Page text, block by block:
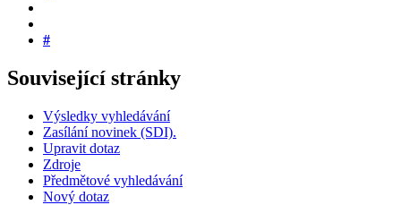
#
Související stránky
Výsledky vyhledávání
Zasílání novinek (SDI).
Upravit dotaz
Zdroje
Předmětové vyhledávání
Nový dotaz